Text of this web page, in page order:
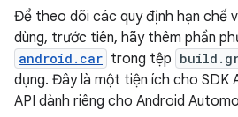
Để theo dõi các quy định hạn chế
dùng, trước tiên, hãy thêm phần
android.car trong tệp
dụng. Đây là một tiện ích cho SDK
API dành riêng cho Android